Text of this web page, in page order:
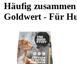
Häufig
Goldwert - Für